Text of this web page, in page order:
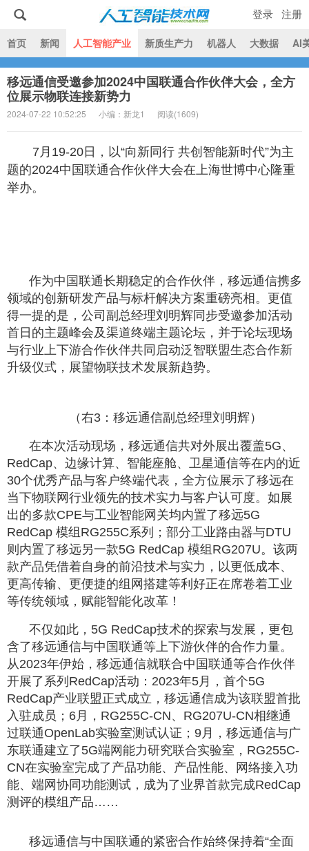
人工智能技术网
首页 新闻 人工智能产业 新质生产力 机器人 大数据 AI
登录 注册
移远通信受邀参加2024中国联通合作伙伴大会，全方
位展示物联连接新势力
2024-07-22 10:52:25 小编：新龙1 阅读(1609)
7月19-20日，以“向新同行 共创智能新时代”为主
题的2024中国联通合作伙伴大会在上海世博中心隆重
举办。
作为中国联通长期稳定的合作伙伴，移远通信携多
领域的创新研发产品与标杆解决方案重磅亮相。更值
得一提的是，公司副总经理刘明辉同步受邀参加活动
首日的主题峰会及渠道终端主题论坛，并于论坛现场
与行业上下游合作伙伴共同启动泛智联盟生态合作新
升级仪式，展望物联技术发展新趋势。
（右3：移远通信副总经理刘明辉）
在本次活动现场，移远通信共对外展出覆盖5G、
RedCap、边缘计算、智能座舱、卫星通信等在内的近
30个优秀产品与客户终端代表，全方位展示了移远在
当下物联网行业领先的技术实力与客户认可度。如展
出的多款CPE与工业智能网关均内置了移远5G
RedCap 模组RG255C系列；部分工业路由器与DTU
则内置了移远另一款5G RedCap 模组RG207U。该两
款产品凭借着自身的前沿技术与实力，以更低成本、
更高传输、更便捷的组网搭建等利好正在席卷着工业
等传统领域，赋能智能化改革！
不仅如此，5G RedCap技术的探索与发展，更包
含了移远通信与中国联通等上下游伙伴的合作力量。
从2023年伊始，移远通信就联合中国联通等合作伙伴
开展了系列RedCap活动：2023年5月，首个5G
RedCap产业联盟正式成立，移远通信成为该联盟首批
入驻成员；6月，RG255C-CN、RG207U-CN相继通
过联通OpenLab实验室测试认证；9月，移远通信与广
东联通建立了5G端网能力研究联合实验室，RG255C-
CN在实验室完成了产品功能、产品性能、网络接入功
能、端网协同功能测试，成为了业界首款完成RedCap
测评的模组产品……
移远通信与中国联通的紧密合作始终保持着“全面